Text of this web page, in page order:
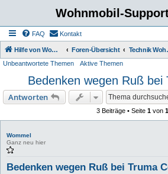
Wohnmobil-
FAQ Kontakt
Hilfe von Womo Fans für Womo Besitzer Foren-Übersicht
Unbeantwortete Themen Aktive Themen
Bedenken wegen Ruß bei
Antworten
3 Beiträge • Seite 1 von 1
Wommel
Ganz neu hier
Bedenken wegen Ruß bei Truma